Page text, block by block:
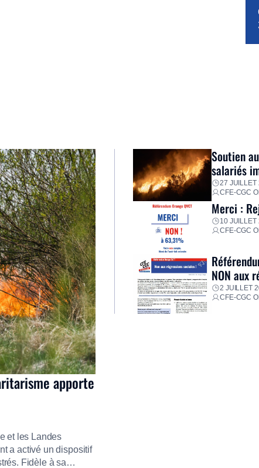
apporte
et les Landes
a activé un dispositif
Fidèle à sa
Soutien
salariés
27 JUILLET
CFE-CGC
Merci :
10 JUILLET
CFE-CGC
NON aux
2 JUILLET
CFE-CGC